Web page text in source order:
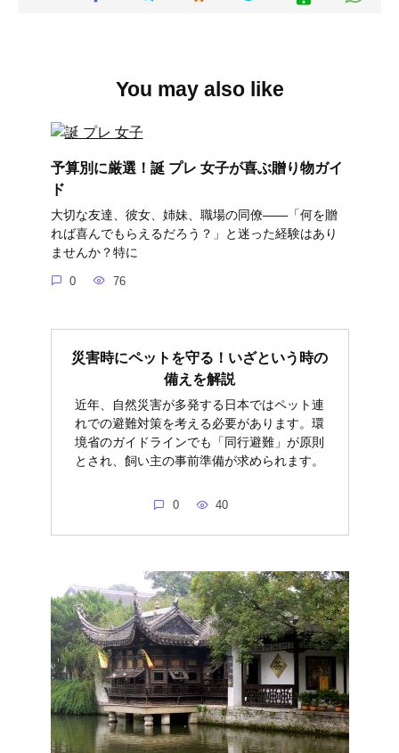
You may also like
予算別に厳選！誕 プレ 女子が喜ぶ贈り物ガイ
ド
大切な友達、彼女、姉妹、職場の同僚――「何を贈
れば喜んでもらえるだろう？」と迷った経験はあり
ませんか？特に
0 76
災害時にペットを守る！いざという時の
備えを解説
近年、自然災害が多発する日本ではペット連
れでの避難対策を考える必要があります。環
境省のガイドラインでも「同行避難」が原則
とされ、飼い主の事前準備が求められます。
0 40